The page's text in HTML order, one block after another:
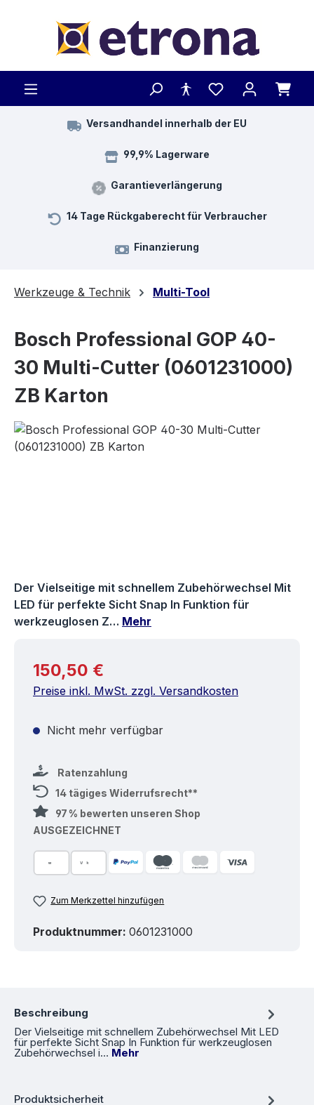
Versandhandel innerhalb der EU
99,9% Lagerware
Garantieverlängerung
14 Tage Rückgaberecht für Verbraucher
Finanzierung
Werkzeuge & Technik Multi-Tool
Bosch Professional GOP 40-
30 Multi-Cutter (0601231000)
ZB Karton
Bildergalerie überspringen
Der Vielseitige mit schnellem Zubehörwechsel Mit
LED für perfekte Sicht Snap In Funktion für
werkzeuglosen Z… Mehr
Regulärer Preis:
150,50 €
Preise inkl. MwSt. zzgl. Versandkosten
Nicht mehr verfügbar
Ratenzahlung
14 tägiges Widerrufsrecht**
97 % bewerten unseren Shop
AUSGEZEICHNET
Zum Merkzettel hinzufügen
Produktnummer: 0601231000
Beschreibung
Der Vielseitige mit schnellem Zubehörwechsel Mit LED
für perfekte Sicht Snap In Funktion für werkzeuglosen
Zubehörwechsel i… Mehr
Produktsicherheit